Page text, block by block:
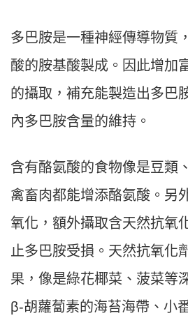
多巴胺是一種神經傳導物質
酸的胺基酸製成。因此增加
的攝取，補充能製造出多巴
內多巴胺含量的維持。
含有酪氨酸的食物像是豆類
禽畜肉都能增添酪氨酸。另
氧化，額外攝取含天然抗氧
止多巴胺受損。天然抗氧化
果，像是綠花椰菜、菠菜等
β-胡蘿蔔素的海苔海帶、小